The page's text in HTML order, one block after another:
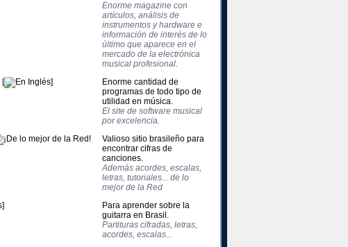
Enorme magazine con
artículos, análisis de
instrumentos y hardware e
información de interés de lo
último que aparece en el
mercado de la electrónica
musical profesional.
[ ]
Enorme cantidad de
programas de todo tipo de
utilidad en música.
El site de software musical
por excelencia.
Valioso sitio brasileño para
encontrar cifras de
canciones.
Además acordes, escalas,
letras, tutoriales... de lo
mejor de la Red
]
Para aprender sobre la
guitarra en Brasil.
Partituras cifradas, letras,
acordes, escalas...